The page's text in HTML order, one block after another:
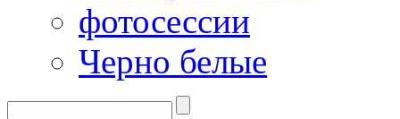
фотосессии
Черно белые